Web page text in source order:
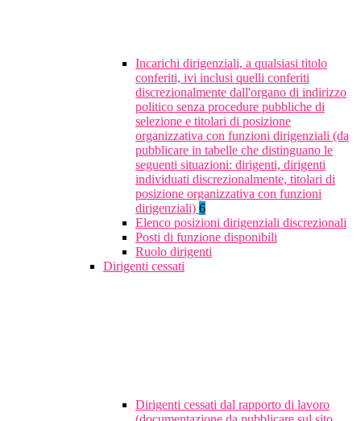
Incarichi dirigenziali, a qualsiasi titolo
conferiti, ivi inclusi quelli conferiti
discrezionalmente dall'organo di indirizzo
politico senza procedure pubbliche di
selezione e titolari di posizione
organizzativa con funzioni dirigenziali (da
pubblicare in tabelle che distinguano le
seguenti situazioni: dirigenti, dirigenti
individuati discrezionalmente, titolari di
posizione organizzativa con funzioni
dirigenziali) 6
Elenco posizioni dirigenziali discrezionali
Posti di funzione disponibili
Ruolo dirigenti
Dirigenti cessati
Dirigenti cessati dal rapporto di lavoro